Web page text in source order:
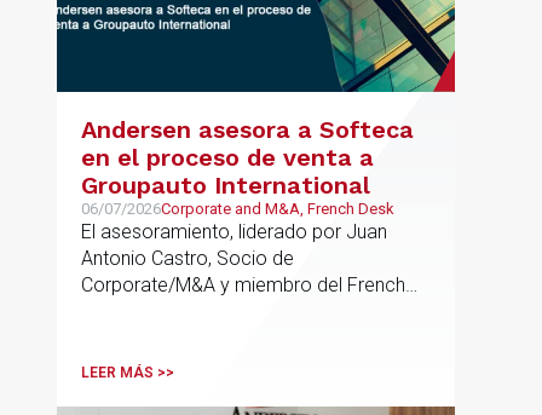
Andersen asesora a Softeca
en el proceso de venta a
Groupauto International
06/07/2026Corporate and M&A, French Desk
El asesoramiento, liderado por Juan
Antonio Castro, Socio de
Corporate/M&A y miembro del French
españolas que combinan los sectores
LEER MÁS >>